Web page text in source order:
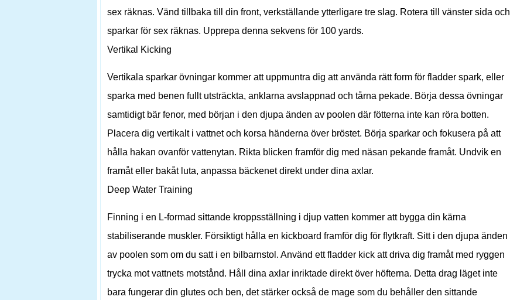
sex räknas. Vänd tillbaka till din front, verkställande ytterligare tre slag. Rotera till vänster sida och
sparkar för sex räknas. Upprepa denna sekvens för 100 yards.
Vertikal Kicking
Vertikala sparkar övningar kommer att uppmuntra dig att använda rätt form för fladder spark, eller
sparka med benen fullt utsträckta, anklarna avslappnad och tårna pekade. Börja dessa övningar
samtidigt bär fenor, med början i den djupa änden av poolen där fötterna inte kan röra botten.
Placera dig vertikalt i vattnet och korsa händerna över bröstet. Börja sparkar och fokusera på att
hålla hakan ovanför vattenytan. Rikta blicken framför dig med näsan pekande framåt. Undvik en
framåt eller bakåt luta, anpassa bäckenet direkt under dina axlar.
Deep Water Training
Finning i en L-formad sittande kroppsställning i djup vatten kommer att bygga din kärna
stabiliserande muskler. Försiktigt hålla en kickboard framför dig för flytkraft. Sitt i den djupa änden
av poolen som om du satt i en bilbarnstol. Använd ett fladder kick att driva dig framåt med ryggen
trycka mot vattnets motstånd. Håll dina axlar inriktade direkt över höfterna. Detta drag läget inte
bara fungerar din glutes och ben, det stärker också de mage som du behåller den sittande